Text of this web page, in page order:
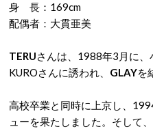
身 長：169cm
配偶者：大貫亜美
TERUさんは、1988年3月に
KUROさんに誘われ、 GLAYを
高校卒業と同時に上京し、
ューを果たしました。そして